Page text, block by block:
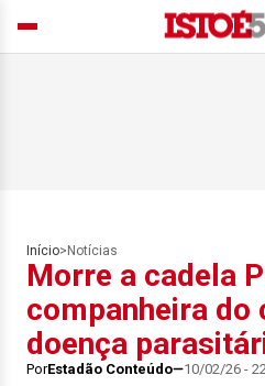
Início> Notícias
Morre a cadela
companheira do
doença
PorEstadão Conteúdo 10/02/26 -